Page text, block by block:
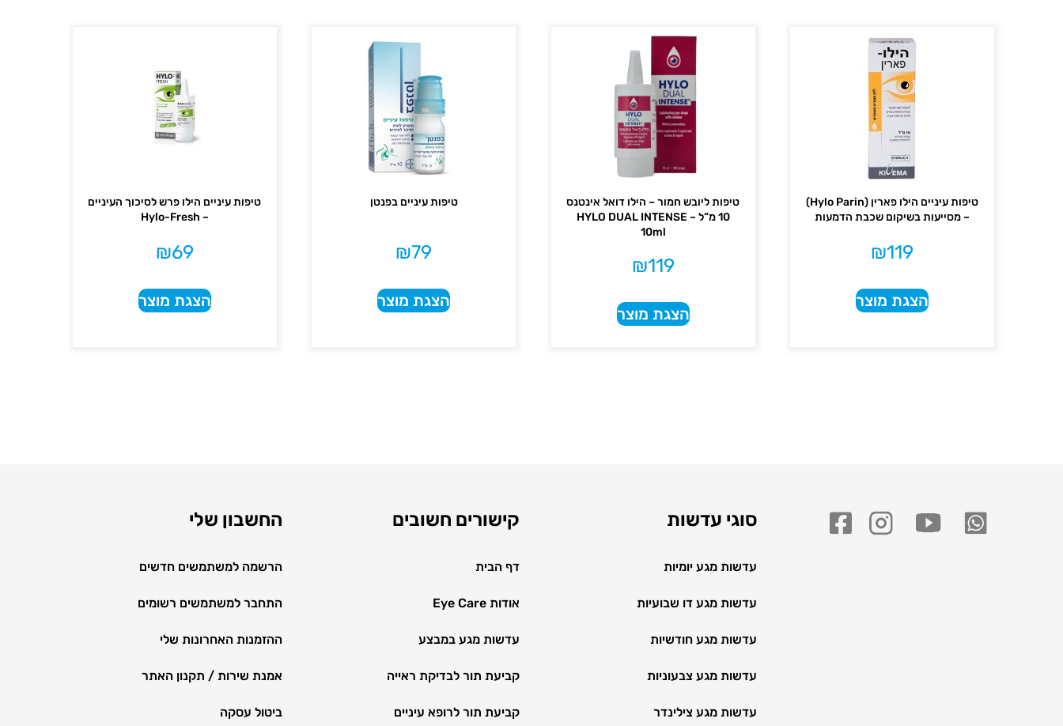
טיפות עיניים הילו פארין (Hylo Parin)
– מסייעות בשיקום שכבת הדמעות
₪119
הצגת מוצר
טיפות ליובש חמור – הילו דואל אינטנס
10 מ”ל – HYLO DUAL INTENSE
10ml
₪119
הצגת מוצר
טיפות עיניים בפנטן
₪79
הצגת מוצר
טיפות עיניים הילו פרש לסיכוך העיניים
– Hylo-Fresh
₪69
הצגת מוצר
סוגי עדשות
עדשות מגע יומיות
עדשות מגע דו שבועיות
עדשות מגע חודשיות
עדשות מגע צבעוניות
עדשות מגע צילינדר
קישורים חשובים
דף הבית
אודות Eye Care
עדשות מגע במבצע
קביעת תור לבדיקת ראייה
קביעת תור לרופא עיניים
החשבון שלי
הרשמה למשתמשים חדשים
התחבר למשתמשים רשומים
ההזמנות האחרונות שלי
אמנת שירות / תקנון האתר
ביטול עסקה